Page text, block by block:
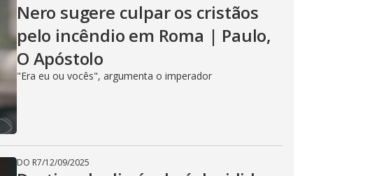
Nero sugere culpar os cristãos
pelo incêndio em Roma | Paulo,
O Apóstolo
"Era eu ou vocês", argumenta o imperador
DO R7/12/09/2025